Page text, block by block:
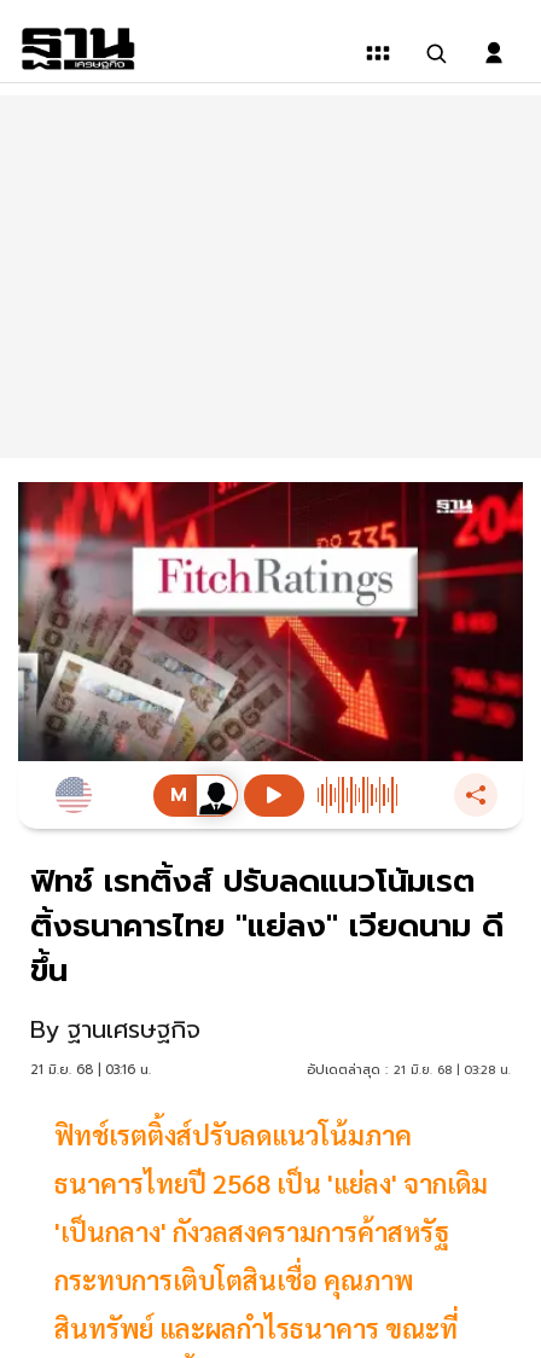
ฟิทช์ เรทติ้งส์ ปรับลดแนวโน้มเรต
ติ้งธนาคารไทย "แย่ลง" เวียดนาม ดี
ขึ้น
By ฐานเศรษฐกิจ
21 มิ.ย. 68 | 03:16 น. อัปเดตล่าสุด : 21 มิ.ย. 68 | 03:28 น.
ฟิทช์เรตติ้งส์ปรับลดแนวโน้มภาค
ธนาคารไทยปี 2568 เป็น 'แย่ลง' จากเดิม
'เป็นกลาง' กังวลสงครามการค้าสหรัฐ
กระทบการเติบโตสินเชื่อ คุณภาพ
สินทรัพย์ และผลกำไรธนาคาร ขณะที่